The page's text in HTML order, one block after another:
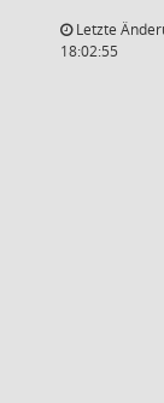
Letzte
18:02:55